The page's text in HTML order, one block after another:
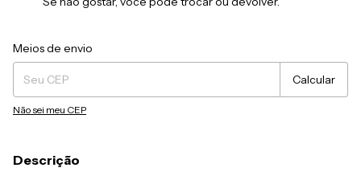
Entregas para o CEP:
Meios de envio
Calcular
Não sei meu CEP
Descrição